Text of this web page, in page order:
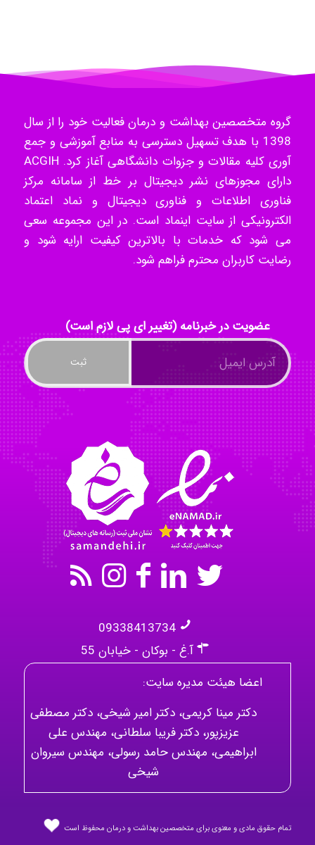
ilhan200
Radman Amini
Tavan
akhtar shahsavandi
kimiya zirakpoor
گروه متخصصین بهداشت و درمان فعالیت خود را از سال
1398 با هدف تسهیل دسترسی به منابع آموزشی و جمع
آوری کلیه مقالات و جزوات دانشگاهی آغاز کرد. ACGIH
دارای مجوزهای نشر دیجیتال بر خط از سامانه مرکز
فناوری اطلاعات و فناوری دیجیتال و نماد اعتماد
الکترونیکی از سایت اینماد است. در این مجموعه سعی
می شود که خدمات با بالاترین کیفیت ارایه شود و
رضایت کاربران محترم فراهم شود.
عضویت در خبرنامه (تغییر ای پی لازم است)
09338413734
آ.غ - بوکان - خیابان 55
اعضا هیئت مدیره سایت:
دکتر مینا کریمی، دکتر امیر شیخی، دکتر مصطفی
عزیزپور، دکتر فریبا سلطانی، مهندس علی
ابراهیمی، مهندس حامد رسولی، مهندس سیروان
شیخی
تمام حقوق مادی و معنوی برای متخصصین بهداشت و درمان محفوظ است